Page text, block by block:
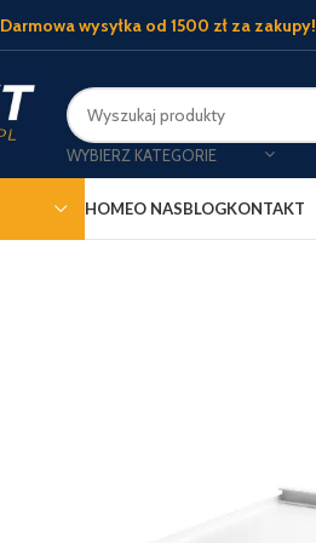
Darmowa wysyłka od 1500 zł za zakupy!
WYBIERZ KATEGORIE
HOMEO NASBLOGKONTAKT